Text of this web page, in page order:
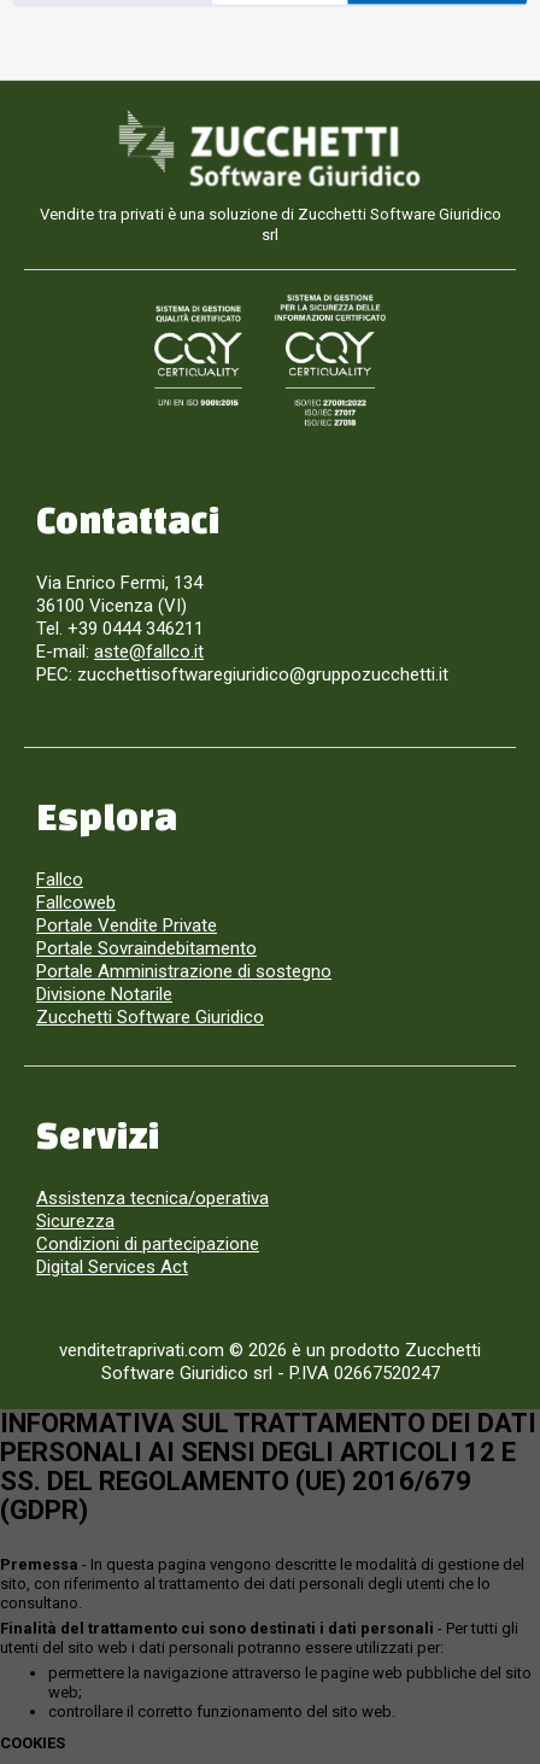
Vendite tra privati è una soluzione di Zucchetti Software Giuridico
srl
Contattaci
Via Enrico Fermi, 134
36100 Vicenza (VI)
Tel. +39 0444 346211
E-mail: aste@fallco.it
PEC: zucchettisoftwaregiuridico@gruppozucchetti.it
Esplora
Fallco
Fallcoweb
Portale Vendite Private
Portale Sovraindebitamento
Portale Amministrazione di sostegno
Divisione Notarile
Zucchetti Software Giuridico
Servizi
Assistenza tecnica/operativa
Sicurezza
Condizioni di partecipazione
Digital Services Act
venditetraprivati.com © 2026 è un prodotto Zucchetti
Software Giuridico srl - P.IVA 02667520247
INFORMATIVA SUL TRATTAMENTO DEI DATI
PERSONALI AI SENSI DEGLI ARTICOLI 12 E
SS. DEL REGOLAMENTO (UE) 2016/679
(GDPR)
Premessa - In questa pagina vengono descritte le modalità di gestione del
sito, con riferimento al trattamento dei dati personali degli utenti che lo
consultano.
Finalità del trattamento cui sono destinati i dati personali - Per tutti gli
utenti del sito web i dati personali potranno essere utilizzati per:
permettere la navigazione attraverso le pagine web pubbliche del sito
web;
controllare il corretto funzionamento del sito web.
COOKIES